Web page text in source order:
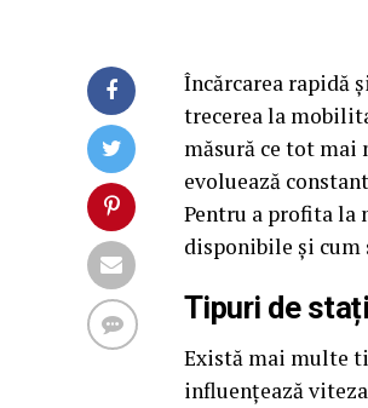
Încărcarea rapidă
trecerea la
măsură ce tot
evoluează
Pentru a profita la
disponibile și cum
Tipuri de
Există mai multe
influențează